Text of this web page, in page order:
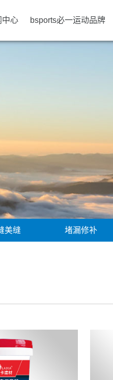
中心 bsports必一运动品牌
美缝 堵漏修补